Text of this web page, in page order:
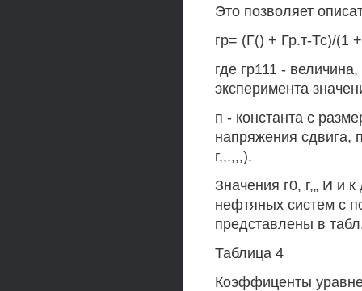
Это позволяет
гр= (Г() + Гр.т-Тс)/(1
где гр111 -
эксперимента
п - константа с
напряжения сдвига,
г,,.,,,).
Значения г0, г,„ И и
нефтяных систем с
представлены в
Таблица 4
Коэффиценты